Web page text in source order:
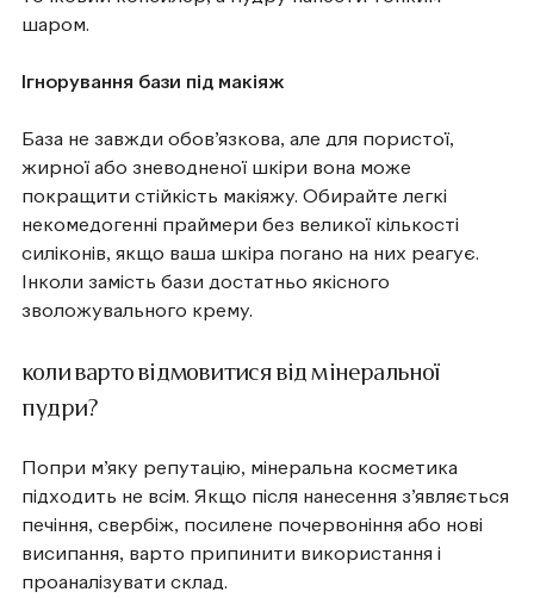
шаром.
Ігнорування бази під макіяж
База не завжди обов’язкова, але для пористої,
жирної або зневодненої шкіри вона може
покращити стійкість макіяжу. Обирайте легкі
некомедогенні праймери без великої кількості
силіконів, якщо ваша шкіра погано на них реагує.
Інколи замість бази достатньо якісного
зволожувального крему.
коли варто відмовитися від мінеральної
пудри?
Попри м’яку репутацію, мінеральна косметика
підходить не всім. Якщо після нанесення з’являється
печіння, свербіж, посилене почервоніння або нові
висипання, варто припинити використання і
проаналізувати склад.